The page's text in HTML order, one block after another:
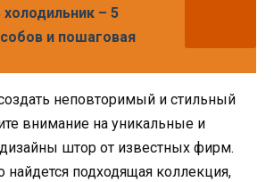
– 5
и пошаговая
неповторимый и стильный
внимание на уникальные и
штор от известных фирм.
найдется подходящая коллекция,